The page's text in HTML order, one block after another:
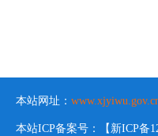
本站网址：
本站ICP备案号：【新ICP备